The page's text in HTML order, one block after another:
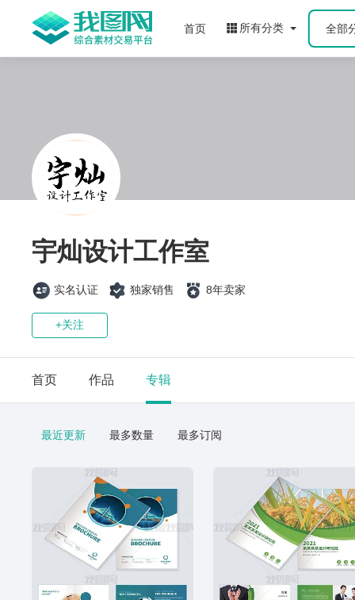
首页 所有分类 全部
宇灿设计工作室
实名认证 独家销售 8年卖家
+关注
首页 作品 专辑
最近更新 最多数量 最多订阅